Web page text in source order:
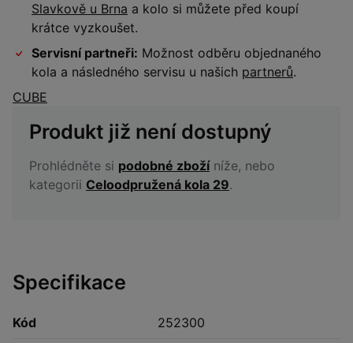
Slavkově u Brna a kolo si můžete před koupí
krátce vyzkoušet.
Servisní partneři: Možnost odběru objednaného
kola a následného servisu u našich partnerů.
CUBE
Produkt již není dostupný
Prohlédněte si podobné zbožíníže, nebo
kategorii Celoodpružená kola 29.
Specifikace
Kód 252300